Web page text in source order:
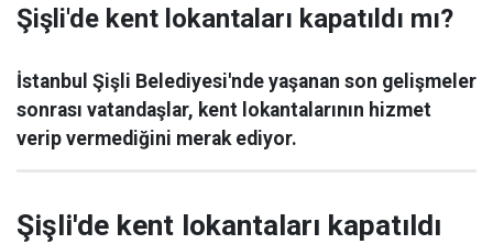
Şişli'de kent lokantaları kapatıldı mı?
İstanbul Şişli Belediyesi'nde yaşanan son gelişmeler
sonrası vatandaşlar, kent lokantalarının hizmet
verip vermediğini merak ediyor.
Şişli'de kent lokantaları kapatıldı